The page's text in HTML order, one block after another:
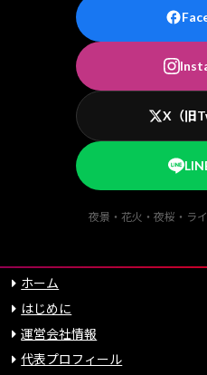
X（旧
夜景・花火・夜桜・ラ
ホーム
はじめに
運営会社情報
代表プロフィール